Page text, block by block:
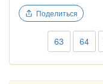
Поделиться
63 64